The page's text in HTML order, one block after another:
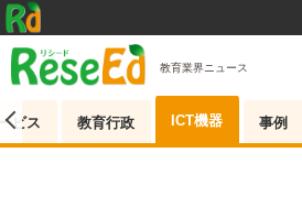
教育業界ニュース
ビス 教育行政 ICT機器 事例